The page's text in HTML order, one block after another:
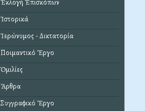
Ἐκλογή Ἐπισκόπων
Ἱστορικά
Ἱερώνυμος - Δικτατορία
Ποιμαντικό Ἔργο
Ὁμιλίες
Ἄρθρα
Συγγραφικό Ἔργο